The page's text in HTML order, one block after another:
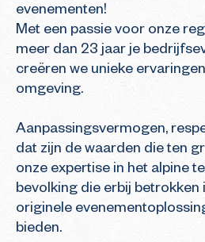
evenementen!
Met een passie voor onze
meer dan 23 jaar je
creëren we unieke
omgeving.
Aanpassingsvermogen,
dat zijn de waarden die ten
onze expertise in het alpine
bevolking die erbij betrokken
originele
bieden.